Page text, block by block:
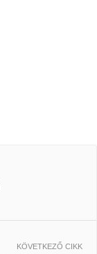
KÖVETKEZŐ CIKK